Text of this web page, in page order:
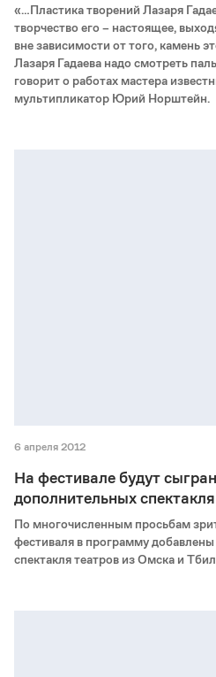
«…Пластика творений Лазаря
творчество его – настоящее,
вне зависимости от того, камень
Лазаря Гадаева надо смотреть
говорит о работах мастера
мультипликатор Юрий Норштейн.
6 апреля 2012
На фестивале будут
дополнительных спектакля
По многочисленным просьбам
фестиваля в программу
спектакля театров из Омска и